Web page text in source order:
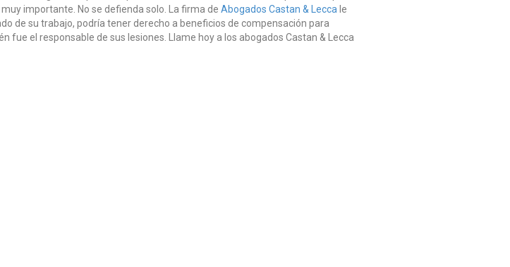
importante. No se defienda solo. La firma de Abogados Castan & Lecca le
de su trabajo, podría tener derecho a beneficios de compensación para
el responsable de sus lesiones. Llame hoy a los abogados Castan & Lecca